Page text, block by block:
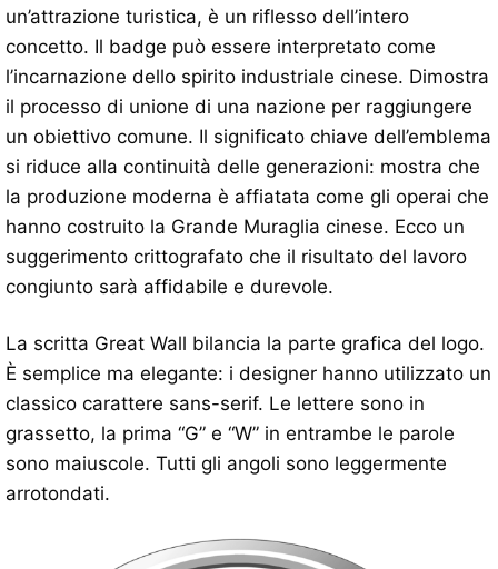
un’attrazione turistica, è un riflesso dell’intero
concetto. Il badge può essere interpretato come
l’incarnazione dello spirito industriale cinese. Dimostra
il processo di unione di una nazione per raggiungere
un obiettivo comune. Il significato chiave dell’emblema
si riduce alla continuità delle generazioni: mostra che
la produzione moderna è affiatata come gli operai che
hanno costruito la Grande Muraglia cinese. Ecco un
suggerimento crittografato che il risultato del lavoro
congiunto sarà affidabile e durevole.
La scritta Great Wall bilancia la parte grafica del logo.
È semplice ma elegante: i designer hanno utilizzato un
classico carattere sans-serif. Le lettere sono in
grassetto, la prima “G” e “W” in entrambe le parole
sono maiuscole. Tutti gli angoli sono leggermente
arrotondati.